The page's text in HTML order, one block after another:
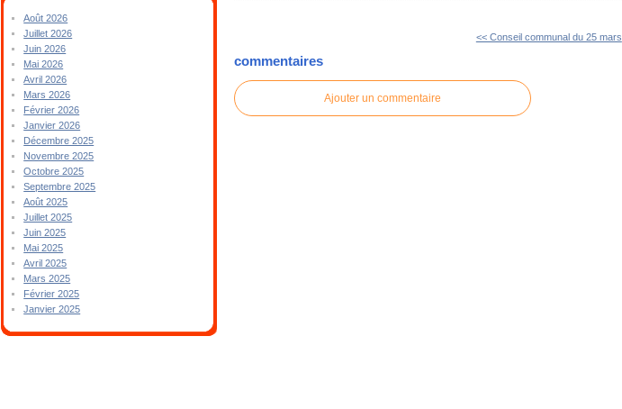
Août 2026
Juillet 2026
Juin 2026
Mai 2026
Avril 2026
Mars 2026
Février 2026
Janvier 2026
Décembre 2025
Novembre 2025
Octobre 2025
Septembre 2025
Août 2025
Juillet 2025
Juin 2025
Mai 2025
Avril 2025
Mars 2025
Février 2025
Janvier 2025
<< Conseil communal du 25 mars
commentaires
Ajouter un commentaire